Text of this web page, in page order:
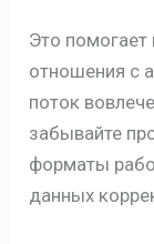
Это
отношения с
поток
забывайте
форматы
данных